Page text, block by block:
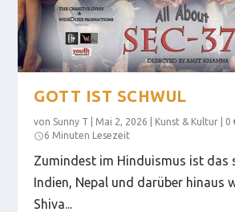
GOTT IST SCHWUL
von Sunny T Mai 2, 2026 Kunst & Kultur 0
6 Minuten Lesezeit
Zumindest im Hinduismus ist das
Indien, Nepal und darüber hinaus
Shiva...